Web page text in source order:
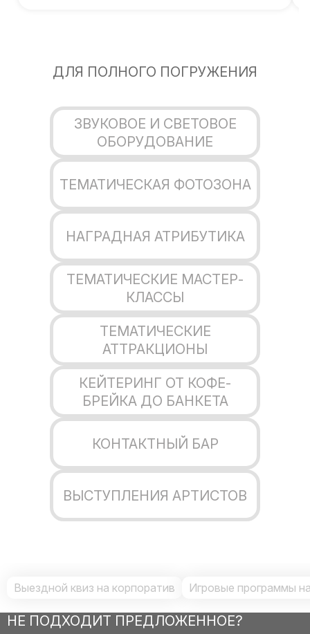
ДЛЯ ПОЛНОГО ПОГРУЖЕНИЯ
ЗВУКОВОЕ И СВЕТОВОЕ
ОБОРУДОВАНИЕ
ТЕМАТИЧЕСКАЯ ФОТОЗОНА
НАГРАДНАЯ АТРИБУТИКА
ТЕМАТИЧЕСКИЕ МАСТЕР-
КЛАССЫ
ТЕМАТИЧЕСКИЕ
АТТРАКЦИОНЫ
КЕЙТЕРИНГ ОТ КОФЕ-
БРЕЙКА ДО БАНКЕТА
КОНТАКТНЫЙ БАР
ВЫСТУПЛЕНИЯ АРТИСТОВ
Выездной квиз на корпоратив Игровые программы
НЕ ПОДХОДИТ ПРЕДЛОЖЕННОЕ?